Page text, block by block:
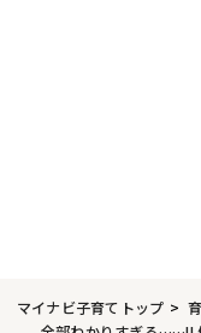
マイナビ子育てトップ